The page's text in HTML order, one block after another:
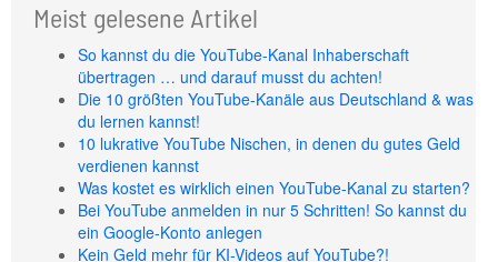
Meist gelesene Artikel
So kannst du die YouTube-Kanal Inhaberschaft
übertragen … und darauf musst du achten!
Die 10 größten YouTube-Kanäle aus Deutschland & was
du lernen kannst!
10 lukrative YouTube Nischen, in denen du gutes Geld
verdienen kannst
Was kostet es wirklich einen YouTube-Kanal zu starten?
Bei YouTube anmelden in nur 5 Schritten! So kannst du
ein Google-Konto anlegen
Kein Geld mehr für KI-Videos auf YouTube?!